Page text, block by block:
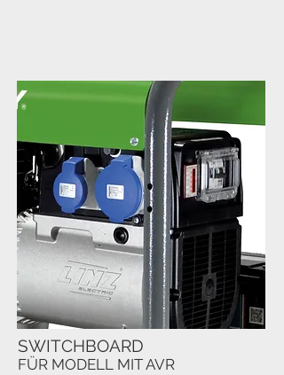
SWITCHBOARD
FÜR MODELL MIT AVR